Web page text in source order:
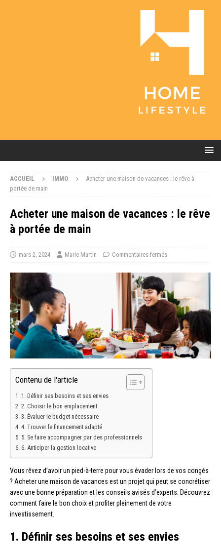
ACCUEIL IMMO
Acheter une maison de vacances : le rêve à
portée de main
Acheter une maison de vacances : le rêve
à portée de main
mars 2, 2024 Marie Martin Commentaires fermés
Contenu de l'article
1. Définir ses besoins et ses envies
2. Choisir le bon emplacement
3. Évaluer le budget nécessaire
4. Trouver le financement adapté
5. Se faire accompagner par des professionnels
6. Anticiper la gestion locative
Vous rêvez d’avoir un pied-à-terre pour vous évader lors de vos congés
? Acheter une maison de vacances est un projet qui peut se concrétiser
avec une bonne préparation et les conseils avisés d’experts. Découvrez
comment faire le bon choix et profiter pleinement de votre
investissement.
1. Définir ses besoins et ses envies